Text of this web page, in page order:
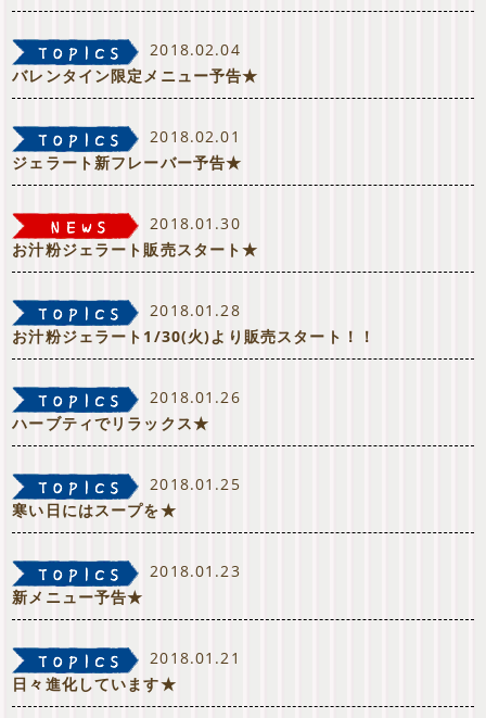
2018.02.04
バレンタイン限定メニュー予告★
2018.02.01
ジェラート新フレーバー予告★
2018.01.30
お汁粉ジェラート販売スタート★
2018.01.28
お汁粉ジェラート1/30(火)より販売スタート！！
2018.01.26
ハーブティでリラックス★
2018.01.25
寒い日にはスープを★
2018.01.23
新メニュー予告★
2018.01.21
日々進化しています★